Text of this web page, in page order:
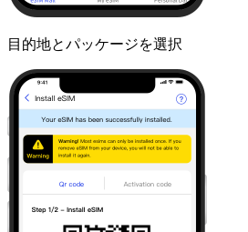
目的地とパッケージを選択